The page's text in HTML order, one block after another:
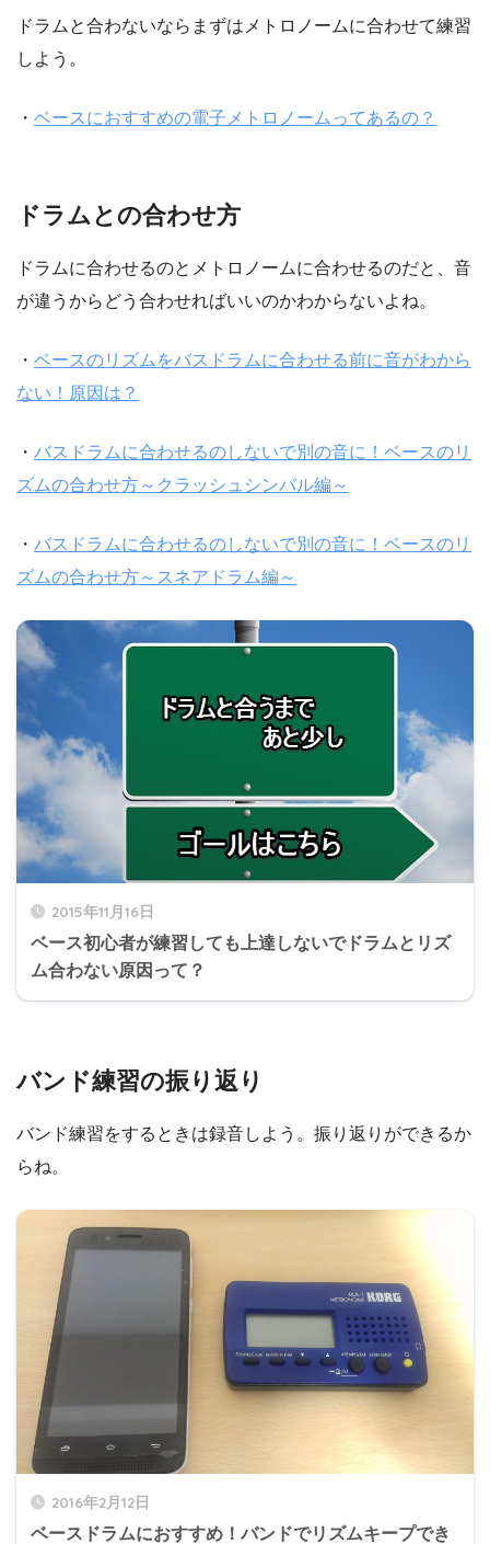
ドラムと合わないならまずはメトロノームに合わせて練習
しよう。
・ ベースにおすすめの電子メトロノームってあるの？
ドラムとの合わせ方
ドラムに合わせるのとメトロノームに合わせるのだと、音
が違うからどう合わせればいいのかわからないよね。
・ ベースのリズムをバスドラムに合わせる前に音がわから
ない！原因は？
・ バスドラムに合わせるのしないで別の音に！ベースのリ
ズムの合わせ方～クラッシュシンバル編～
・ バスドラムに合わせるのしないで別の音に！ベースのリ
ズムの合わせ方～スネアドラム編～
2015年11月16日
ベース初心者が練習しても上達しないでドラムとリズ
ム合わない原因って？
バンド練習の振り返り
バンド練習をするときは録音しよう。振り返りができるか
らね。
2016年2月12日
ベースドラムにおすすめ！バンドでリズムキープでき